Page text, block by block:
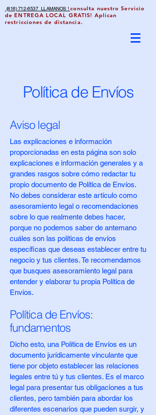
(816) 712-6537 LLAMANOS ! consulta nuestro Servicio
de ENTREGA LOCAL GRATIS! Aplican
restricciones de distancia.
Política de Envíos
Aviso legal
Las explicaciones e información
proporcionadas en esta página son solo
explicaciones e información generales y a
grandes rasgos sobre cómo redactar tu
propio documento de Política de Envíos.
No debes considerar este artículo como
asesoramiento legal o recomendaciones
sobre lo que realmente debes hacer,
porque no podemos saber de antemano
cuáles son las políticas de envíos
específicas que deseas establecer entre tu
negocio y tus clientes. Te recomendamos
que busques asesoramiento legal para
entender y elaborar tu propia Política de
Envíos.
Política de Envíos:
fundamentos
Dicho esto, una Política de Envíos es un
documento jurídicamente vinculante que
tiene por objeto establecer las relaciones
legales entre tú y tus clientes. Es el marco
legal para presentar tus obligaciones a tus
clientes, pero también para abordar los
diferentes escenarios que pueden surgir, y